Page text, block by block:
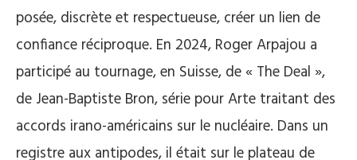
posée, discrète et respectueuse, créer un lien de
confiance réciproque. En 2024, Roger Arpajou a
participé au tournage, en Suisse, de « The Deal »,
de Jean-Baptiste Bron, série pour Arte traitant des
accords irano-américains sur le nucléaire. Dans un
registre aux antipodes, il était sur le plateau de